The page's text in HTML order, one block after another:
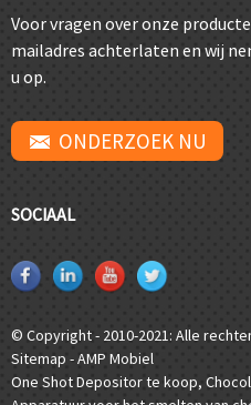
Voor vragen over onze
mailadres achterlaten en wij
u op.
ONDERZOEK NU
SOCIAAL
© Copyright - 2010-2021: Alle
Sitemap -AMP Mobiel
One Shot Depositor te koop,